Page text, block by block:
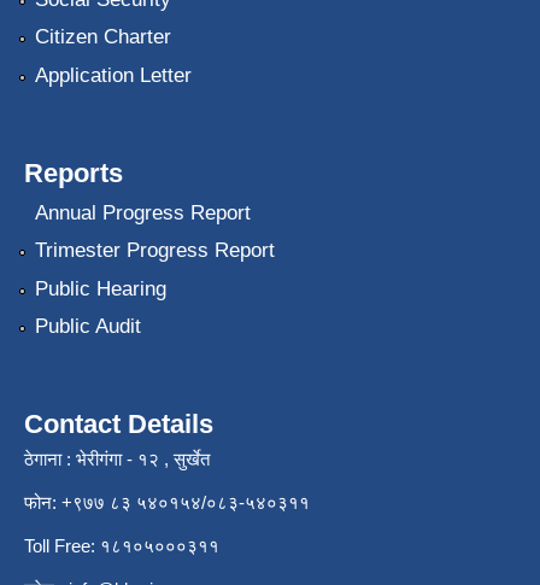
Citizen Charter
Application Letter
Reports
Annual Progress Report
Trimester Progress Report
Public Hearing
Public Audit
Contact Details
ठेगाना : भेरीगंगा - १२ , सुर्खेत
फोन: +९७७ ८३ ५४०१५४/०८३-५४०३११
Toll Free: १८१०५०००३११